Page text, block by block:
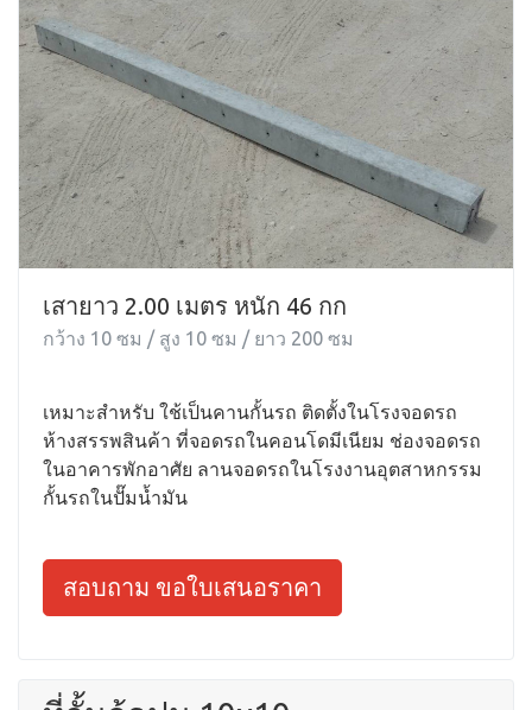
เสายาว 2.00 เมตร หนัก 46 กก
กว้าง 10 ซม / สูง 10 ซม / ยาว 200 ซม
เหมาะสำหรับ ใช้เป็นคานกั้นรถ ติดตั้งในโรงจอดรถ
ห้างสรรพสินค้า ที่จอดรถในคอนโดมีเนียม ช่องจอดรถ
ในอาคารพักอาศัย ลานจอดรถในโรงงานอุตสาหกรรม
กั้นรถในปั๊มน้ำมัน
สอบถาม ขอใบเสนอราคา